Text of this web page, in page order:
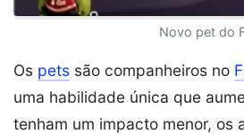
Novo pet do
Os pets são companheiros no
uma habilidade única que
tenham um impacto menor, os